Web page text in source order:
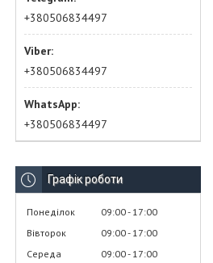
+380506834497
+380506834497
+380506834497
Графік роботи
Понеділок 09:00 17:00
Вівторок
09:00 17:00
Середа
09:00 17:00